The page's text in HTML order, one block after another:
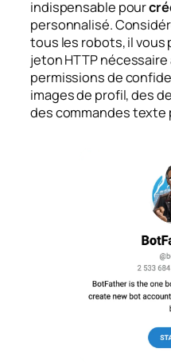
indispensable pour
personnalisé.
tous les robots, il vous
jeton HTTP
permissions de
images de profil, des
des commandes texte